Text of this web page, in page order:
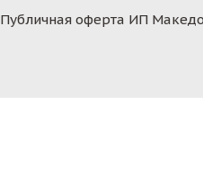
Публичная оферта ИП